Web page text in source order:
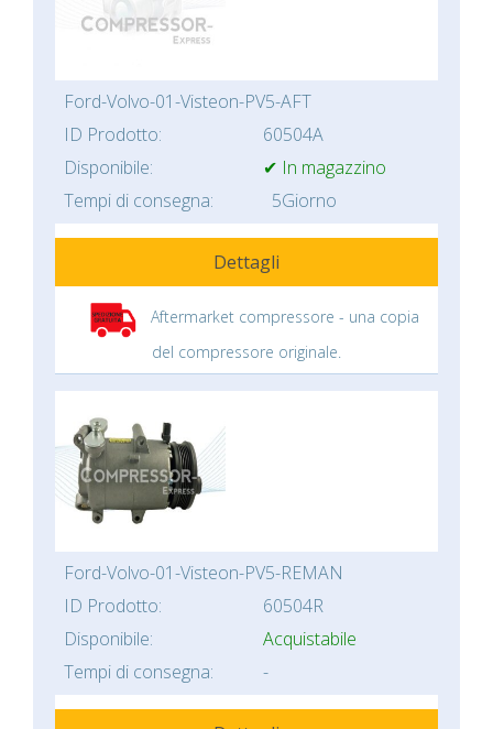
Ford-Volvo-01-Visteon-PV5-AFT
ID Prodotto:
60504A
Disponibile:
✔ In magazzino
Tempi di consegna:
5Giorno
Dettagli
Aftermarket compressore - una copia
del compressore originale.
Ford-Volvo-01-Visteon-PV5-REMAN
ID Prodotto:
60504R
Disponibile:
Acquistabile
Tempi di consegna:
-